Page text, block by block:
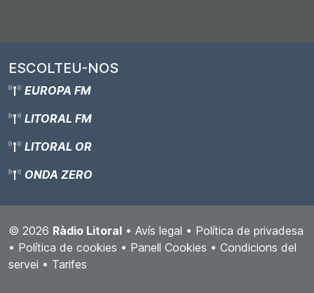
ESCOLTEU-NOS
EUROPA FM
LITORAL FM
LITORAL OR
ONDA ZERO
© 2026 Ràdio Litoral • Avís legal • Política de privadesa
• Política de cookies • Panell Cookies • Condicions del
servei • Tarifes